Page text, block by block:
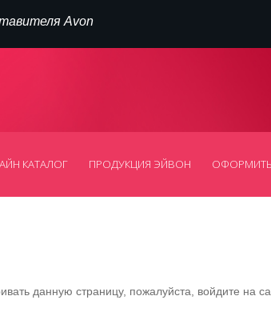
Avon
КАТАЛОГ ПРОДУКЦИЯ ЭЙВОН ОФОРМИТЬ
данную страницу, пожалуйста, войдите на